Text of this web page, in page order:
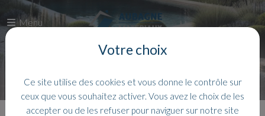
Menu
Votre choix
Ce site utilise des cookies et vous donne le contrôle sur
ceux que vous souhaitez activer. Vous avez le choix de les
accepter ou de les refuser pour naviguer sur notre site